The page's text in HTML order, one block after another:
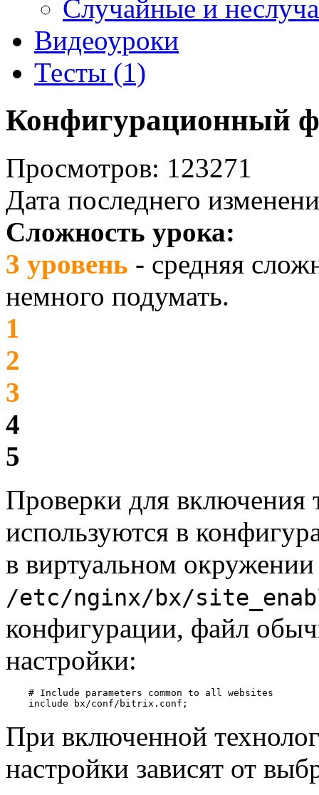
Случайные и
Видеоуроки
Тесты (1)
Конфигурационный
Просмотров: 123271
Дата последнего
Сложность урока:
3 уровень - средняя
немного подумать.
1
2
3
4
5
Проверки для включения
используются в
в виртуальном окружении
/etc/nginx/bx/
конфигурации, файл
настройки:
    # Include parameters common to all websites
    include bx/conf/bitrix.conf;
При включенной
настройки зависят от